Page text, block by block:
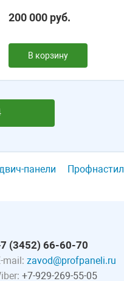
200 000 руб.
В корзину
панели Профнастил
(3452) 66-60-70
mail: zavod@profpaneli.ru
+7-929-269-55-05